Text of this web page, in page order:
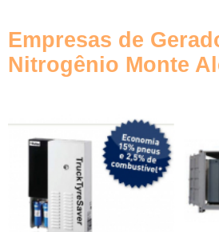
Empresas de
Nitrogênio Monte